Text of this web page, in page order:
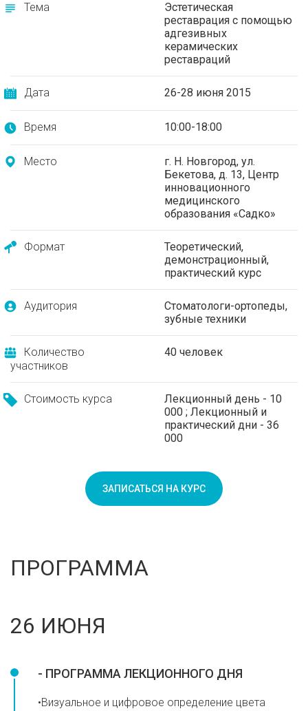
Тема
Эстетическая
реставрация с помощью
адгезивных
керамических
реставраций
Дата 26-28 июня 2015
Время 10:00-18:00
Место
г. Н. Новгород, ул.
Бекетова, д. 13, Центр
инновационного
медицинского
образования «Садко»
Формат
Теоретический,
демонстрационный,
практический курс
Аудитория
Стоматологи-ортопеды,
зубные техники
Количество
участников
40 человек
Стоимость курса
Лекционный день - 10
000 ; Лекционный и
практический дни - 36
000
ЗАПИСАТЬСЯ НА КУРС
ПРОГРАММА
26 ИЮНЯ
- ПРОГРАММА ЛЕКЦИОННОГО ДНЯ
•Визуальное и цифровое определение цвета